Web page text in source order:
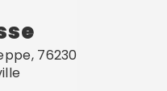
76230